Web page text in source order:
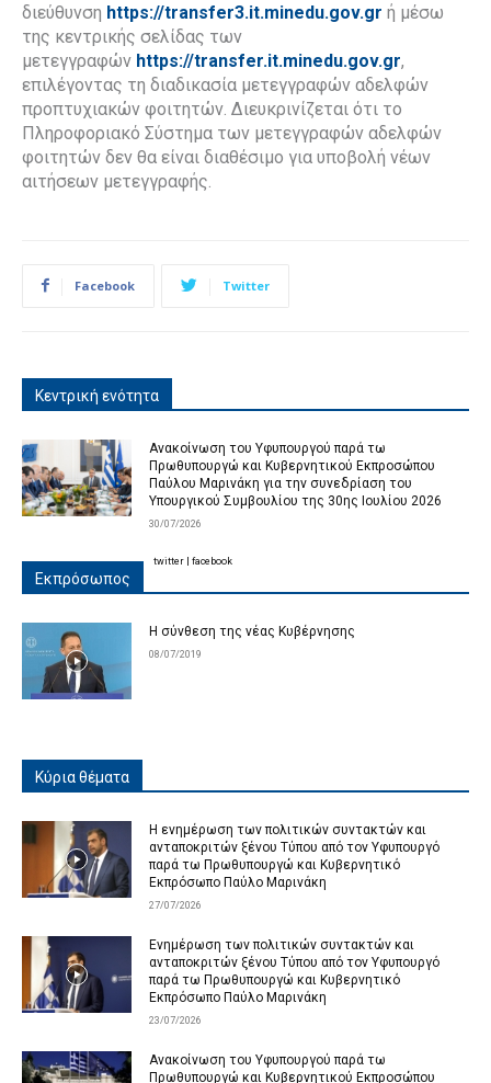
διεύθυνση https://transfer3.it.minedu.gov.gr ή μέσω
της κεντρικής σελίδας των
μετεγγραφών https://transfer.it.minedu.gov.gr,
επιλέγοντας τη διαδικασία μετεγγραφών αδελφών
προπτυχιακών φοιτητών. Διευκρινίζεται ότι το
Πληροφοριακό Σύστημα των μετεγγραφών αδελφών
φοιτητών δεν θα είναι διαθέσιμο για υποβολή νέων
αιτήσεων μετεγγραφής.
Facebook Twitter
Κεντρική ενότητα
Ανακοίνωση του Υφυπουργού παρά τω
Πρωθυπουργώ και Κυβερνητικού Εκπροσώπου
Παύλου Μαρινάκη για την συνεδρίαση του
Υπουργικού Συμβουλίου της 30ης Ιουλίου 2026
30/07/2026
Εκπρόσωπος
Η σύνθεση της νέας Κυβέρνησης
08/07/2019
twitter facebook
Κύρια θέματα
Η ενημέρωση των πολιτικών συντακτών και
ανταποκριτών ξένου Τύπου από τον Υφυπουργό
παρά τω Πρωθυπουργώ και Κυβερνητικό
Εκπρόσωπο Παύλο Μαρινάκη
27/07/2026
Ενημέρωση των πολιτικών συντακτών και
ανταποκριτών ξένου Τύπου από τον Υφυπουργό
παρά τω Πρωθυπουργώ και Κυβερνητικό
Εκπρόσωπο Παύλο Μαρινάκη
23/07/2026
Ανακοίνωση του Υφυπουργού παρά τω
Πρωθυπουργώ και Κυβερνητικού Εκπροσώπου